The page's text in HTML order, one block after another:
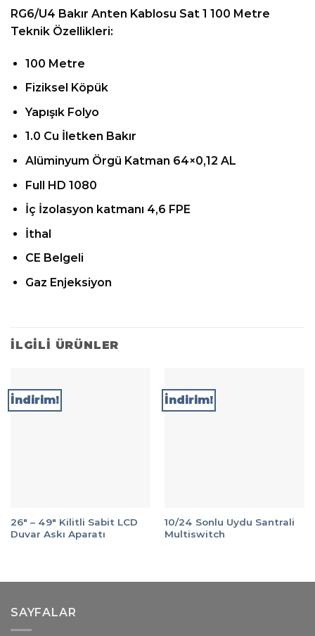
RG6/U4 Bakır Anten Kablosu Sat 1 100 Metre
Teknik Özellikleri:
100 Metre
Fiziksel Köpük
Yapışık Folyo
1.0 Cu İletken Bakır
Alüminyum Örgü Katman 64×0,12 AL
Full HD 1080
İç İzolasyon katmanı 4,6 FPE
İthal
CE Belgeli
Gaz Enjeksiyon
İLGILI ÜRÜNLER
İndirim!
26″ – 49″ Kilitli Sabit LCD
Duvar Askı Aparatı
İndirim!
10/24 Sonlu Uydu Santrali
Multiswitch
SAYFALAR